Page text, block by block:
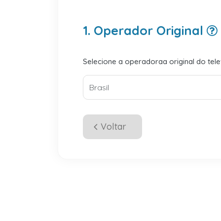
1. Operador Original
Selecione a operadoraa original do
Voltar